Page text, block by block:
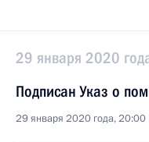
29 января 2020
Подписан Указ о
29 января 2020 года, 20:00